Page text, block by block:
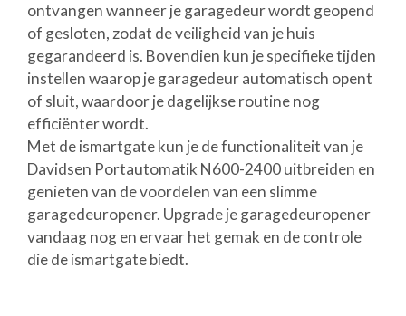
ontvangen wanneer je garagedeur wordt geopend
of gesloten, zodat de veiligheid van je huis
gegarandeerd is. Bovendien kun je specifieke tijden
instellen waarop je garagedeur automatisch opent
of sluit, waardoor je dagelijkse routine nog
efficiënter wordt.
Met de ismartgate kun je de functionaliteit van je
Davidsen Portautomatik N600-2400 uitbreiden en
genieten van de voordelen van een slimme
garagedeuropener. Upgrade je garagedeuropener
vandaag nog en ervaar het gemak en de controle
die de ismartgate biedt.